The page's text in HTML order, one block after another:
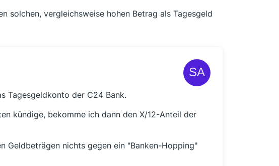
solchen, vergleichsweise hohen Betrag als Tagesgeld
Tagesgeldkonto der C24 Bank.
kündige, bekomme ich dann den X/12-Anteil der
Geldbeträgen nichts gegen ein "Banken-Hopping"